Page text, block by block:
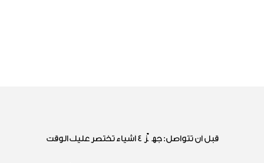
قبل أن تتواصل: جهّز 4 أشياء تختصر عليك الوقت